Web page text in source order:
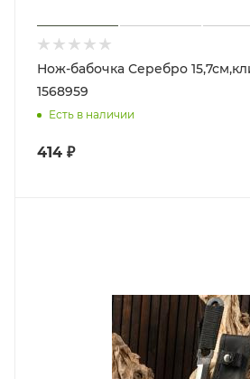
Нож-бабочка Серебро
1568959
Есть в наличии
414 ₽